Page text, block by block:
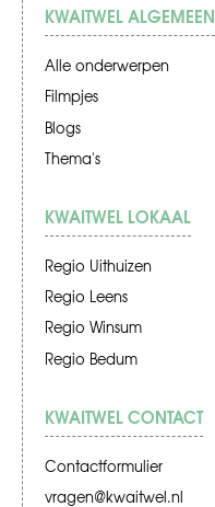
KWAITWEL ALGEMEEN
Alle onderwerpen
Filmpjes
Blogs
Thema's
KWAITWEL LOKAAL
Regio Uithuizen
Regio Leens
Regio Winsum
Regio Bedum
KWAITWEL CONTACT
Contactformulier
vragen@kwaitwel.nl